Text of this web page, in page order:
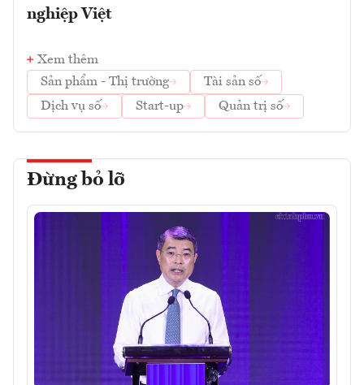
nghiệp Việt
Xem thêm
Sản phẩm - Thị trường
Tài sản số
Dịch vụ số
Start-up Quản trị số
Đừng bỏ lỡ